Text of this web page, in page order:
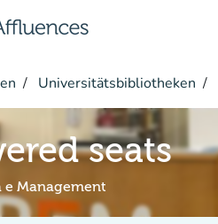
Universitätsbibliotheken
seats
e Management